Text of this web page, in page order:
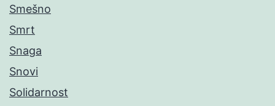
Smešno
Smrt
Snaga
Snovi
Solidarnost